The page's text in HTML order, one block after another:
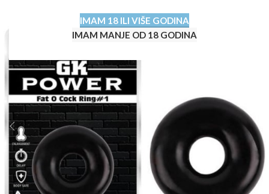
IMAM 18 ILI VIŠE GODINA
IMAM MANJE OD 18 GODINA